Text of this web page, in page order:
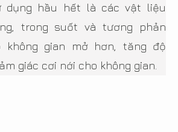
dụng hầu hết là các vật liệu
trong suốt và tương phản
không gian mở hơn, tăng độ
giác cơi nới cho không gian.